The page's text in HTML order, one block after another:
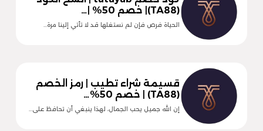
(TA88)| خصم 50% |…
الحياة فرص فإن لم نستغلها قد لا تأتي إلينا مرة…
قسيمة شراء تطيب | رمز الخصم
(TA88) | خصم 50%…
إن الله جميل يحب الجمال، لهذا ينبغي أن تحافظ على…